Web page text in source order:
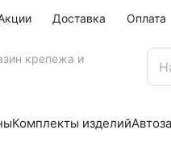
Доставка Оплата
крепежа и
Комплекты изделий